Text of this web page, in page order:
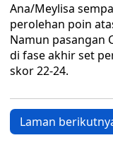
Ana/Meylisa
perolehan poin
Namun pasangan
di fase akhir set
skor 22-24.
Laman